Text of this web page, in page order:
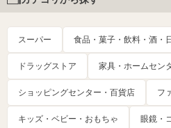
スーパー 食品・菓子・飲料・酒・
ドラッグストア 家具・ホームセン
ショッピングセンター・百貨店 フ
キッズ・ベビー・おもちゃ 眼鏡・